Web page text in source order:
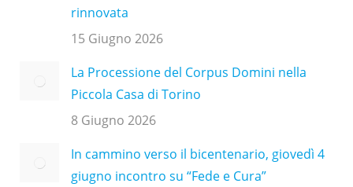
rinnovata
15 Giugno 2026
La Processione del Corpus Domini nella
Piccola Casa di Torino
8 Giugno 2026
In cammino verso il bicentenario, giovedì 4
giugno incontro su “Fede e Cura”